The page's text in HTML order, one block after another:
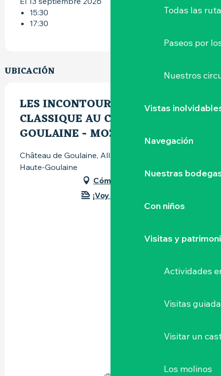
Todas las
Paseos por
Nuestros
Vistas
Navegación
Nuestras
Con niños
Visitas y
Actividades
Visitas
Visitar un
Los molinos
15:30
17:30
UBICACIÓN
LES INCONTOURNABLES DU
CLASSIQUE AU CHÂTEAU DE
GOULAINE - MOZART/CHOPIN
Château de Goulaine, Allée du Château, 44115
Haute-Goulaine
Cómo llegar
¡Voy en tren!